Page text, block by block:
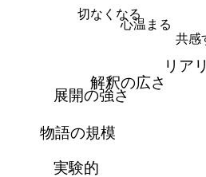
共感
心温まる
切なくなる
リア
実験的
物語の規模
展開の強さ
解釈の広さ